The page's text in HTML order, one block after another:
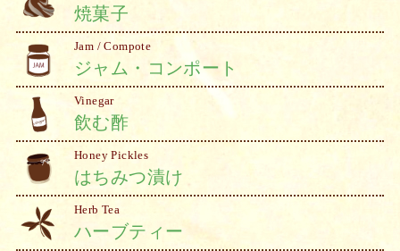
焼菓子
Jam / Compote
ジャム・コンポート
Vinegar
飲む酢
Honey Pickles
はちみつ漬け
Herb Tea
ハーブティー